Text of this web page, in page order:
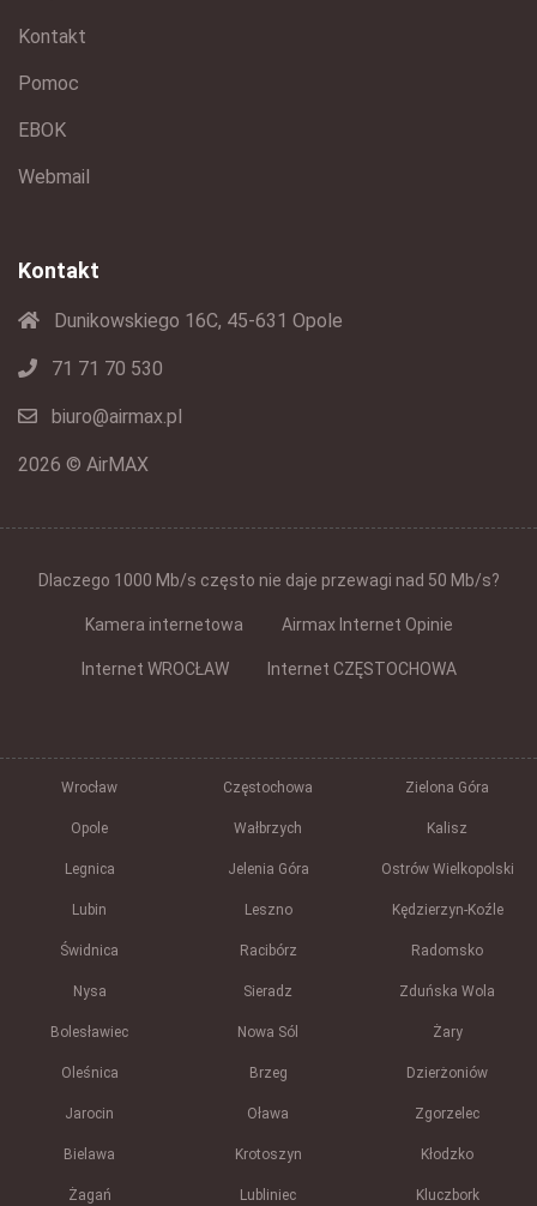
Kontakt
Pomoc
EBOK
Webmail
Kontakt
Dunikowskiego 16C, 45-631 Opole
71 71 70 530
biuro@airmax.pl
2026 © AirMAX
Dlaczego 1000 Mb/s często nie daje przewagi nad 50 Mb/s?
Kamera internetowa Airmax Internet Opinie
Internet WROCŁAW Internet CZĘSTOCHOWA
Wrocław Częstochowa Zielona Góra
Opole Wałbrzych Kalisz
Legnica Jelenia Góra Ostrów Wielkopolski
Lubin Leszno Kędzierzyn-Koźle
Świdnica Racibórz Radomsko
Nysa Sieradz Zduńska Wola
Bolesławiec Nowa Sól Żary
Oleśnica Brzeg Dzierżoniów
Jarocin Oława Zgorzelec
Bielawa Krotoszyn Kłodzko
Żagań Lubliniec Kluczbork